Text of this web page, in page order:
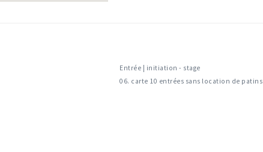
Entrée | initiation - stage
06. carte 10 entrées sans location de patins